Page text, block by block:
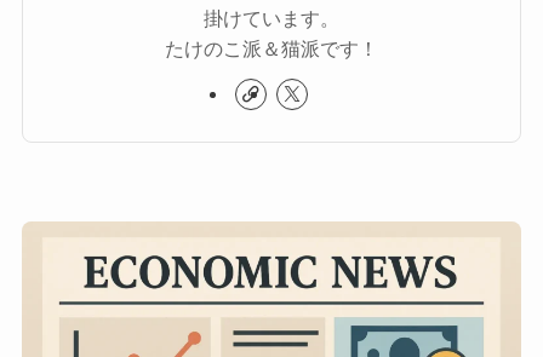
掛けています。
たけのこ派＆猫派です！